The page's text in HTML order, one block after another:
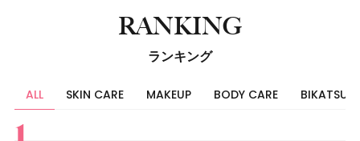
RANKING
ランキング
ALL SKIN CARE MAKEUP BODY CARE BIKATSU
すべて
スキンケア
メイク
ボディケア
美活
ヘア
ライフスタイル
ビューティーズ